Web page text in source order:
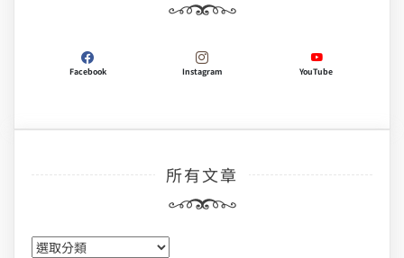
Facebook Instagram YouTube
所有文章
所